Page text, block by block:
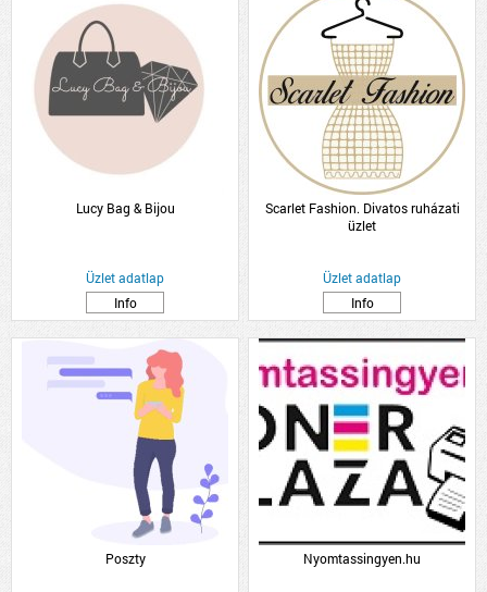
Lucy Bag & Bijou
Üzlet adatlap
Info
Scarlet Fashion. Divatos ruházati
üzlet
Üzlet adatlap
Info
Poszty Nyomtassingyen.hu